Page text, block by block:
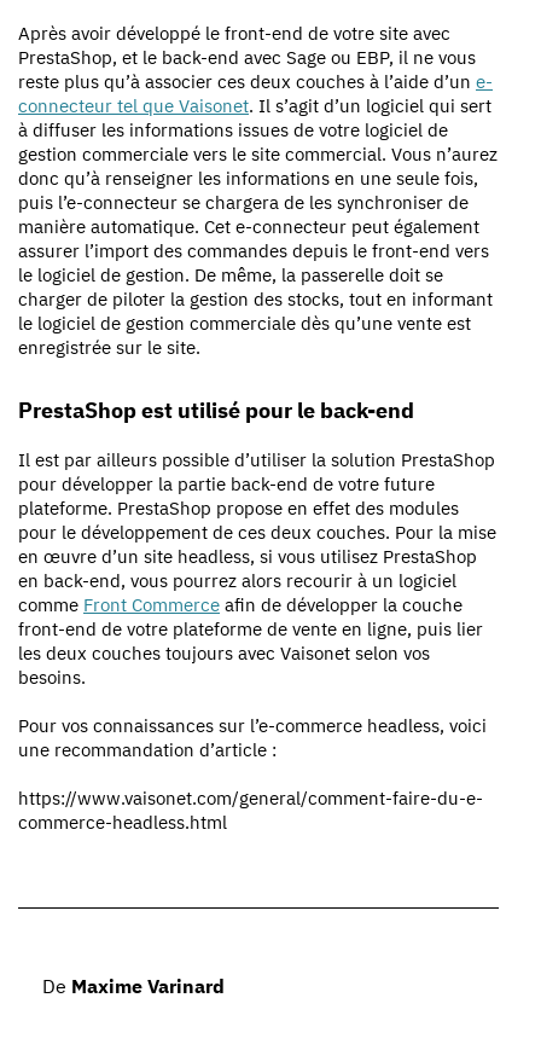
Après avoir développé le front-end de votre site avec
PrestaShop, et le back-end avec Sage ou EBP, il ne vous
reste plus qu’à associer ces deux couches à l’aide d’un e-
connecteur tel que Vaisonet. Il s’agit d’un logiciel qui sert
à diffuser les informations issues de votre logiciel de
gestion commerciale vers le site commercial. Vous n’aurez
donc qu’à renseigner les informations en une seule fois,
puis l’e-connecteur se chargera de les synchroniser de
manière automatique. Cet e-connecteur peut également
assurer l’import des commandes depuis le front-end vers
le logiciel de gestion. De même, la passerelle doit se
charger de piloter la gestion des stocks, tout en informant
le logiciel de gestion commerciale dès qu’une vente est
enregistrée sur le site.
PrestaShop est utilisé pour le back-end
Il est par ailleurs possible d’utiliser la solution PrestaShop
pour développer la partie back-end de votre future
plateforme. PrestaShop propose en effet des modules
pour le développement de ces deux couches. Pour la mise
en œuvre d’un site headless, si vous utilisez PrestaShop
en back-end, vous pourrez alors recourir à un logiciel
comme Front Commerce afin de développer la couche
front-end de votre plateforme de vente en ligne, puis lier
les deux couches toujours avec Vaisonet selon vos
besoins.
Pour vos connaissances sur l’e-commerce headless, voici
une recommandation d’article :
https://www.vaisonet.com/general/comment-faire-du-e-
commerce-headless.html
De Maxime Varinard